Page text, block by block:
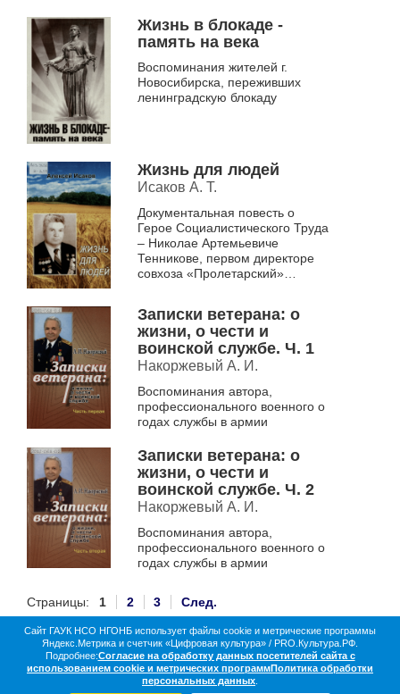
Жизнь в блокаде -
память на века
Воспоминания жителей г.
Новосибирска, переживших
ленинградскую блокаду
Жизнь для людей
Исаков А. Т.
Документальная повесть о
Герое Социалистического Труда
– Николае Артемьевиче
Тенникове, первом директоре
совхоза «Пролетарский»
Записки ветерана: о
жизни, о чести и
воинской службе. Ч. 1
Накоржевый А. И.
Воспоминания автора,
профессионального военного о
годах службы в армии
Записки ветерана: о
жизни, о чести и
воинской службе. Ч. 2
Накоржевый А. И.
Воспоминания автора,
профессионального военного о
годах службы в армии
Страницы: 1 2 3 След.
О библиотеке Коллекции
Цифровая жизнь
Документы в оцифровке
Статистика
Контакты
Партнёры
Сайт ГАУК НСО НГОНБ использует файлы cookie и метрические программы
Яндекс.Метрика и счетчик «Цифровая культура» / PRO.Культура.РФ.
Подробнее:Согласие на обработку данных посетителей сайта с
использованием cookie и метрических программПолитика обработки
персональных данных